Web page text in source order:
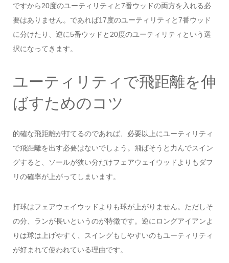
ですから20度のユーティリティと7番ウッドの両方を入れる必
要はありません。であれば17度のユーティリティと7番ウッド
に分けたり、逆に5番ウッドと20度のユーティリティという選
択になってきます。
ユーティリティで飛距離を伸
ばすためのコツ
的確な飛距離が打てるのであれば、必要以上にユーティリティ
で飛距離を出す必要はないでしょう。飛ばそうと力んでスイン
グすると、ソールが狭い分だけフェアウェイウッドよりもダフ
リの確率が上がってしまいます。
打球はフェアウェイウッドよりも球が上がりません。ただしそ
の分、ランが長いというのが特徴です。逆にロングアイアンよ
りは球は上げやすく、スイングもしやすいのもユーティリティ
が好まれて使われている理由です。